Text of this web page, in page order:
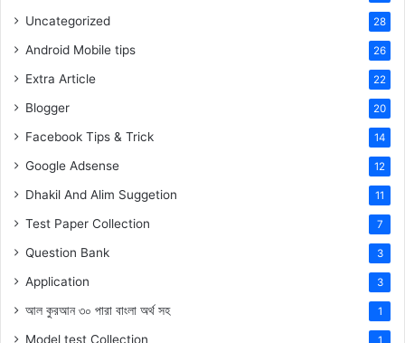
Uncategorized 28
Android Mobile tips 26
Extra Article 22
Blogger 20
Facebook Tips & Trick 14
Google Adsense 12
Dhakil And Alim Suggetion 11
Test Paper Collection 7
Question Bank 3
Application 3
আল কুরআন ৩০ পারা বাংলা অর্থ সহ 1
Model test Collection 1